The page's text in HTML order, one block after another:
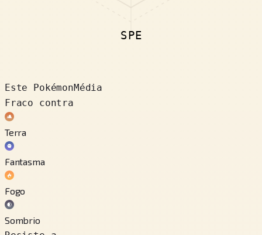
SPE
Este PokémonMédia
Fraco contra
Terra
Fantasma
Fogo
Sombrio